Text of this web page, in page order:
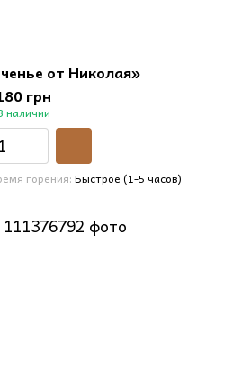
от Николая»
грн
наличии
горения Быстрое (1-5 часов)